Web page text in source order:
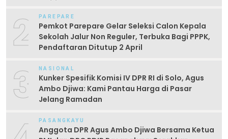
2 PAREPARE
Pemkot Parepare Gelar Seleksi Calon Kepala
Sekolah Jalur Non Reguler, Terbuka Bagi PPPK,
Pendaftaran Ditutup 2 April
3 NASIONAL
Kunker Spesifik Komisi IV DPR RI di Solo, Agus
Ambo Djiwa: Kami Pantau Harga di Pasar
Jelang Ramadan
PASANGKAYU
Anggota DPR Agus Ambo Djiwa Bersama Ketua